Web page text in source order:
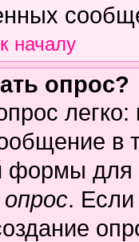
началу
опрос?
в
формы для
. Если